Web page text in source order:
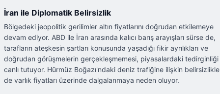
İran ile Diplomatik Belirsizlik
Bölgedeki jeopolitik gerilimler altın fiyatlarını doğrudan etkilemeye
devam ediyor. ABD ile İran arasında kalıcı barış arayışları sürse de,
tarafların ateşkesin şartları konusunda yaşadığı fikir ayrılıkları ve
doğrudan görüşmelerin gerçekleşmemesi, piyasalardaki tedirginliği
canlı tutuyor. Hürmüz Boğazı'ndaki deniz trafiğine ilişkin
de varlık fiyatları üzerinde dalgalanmaya neden oluyor.